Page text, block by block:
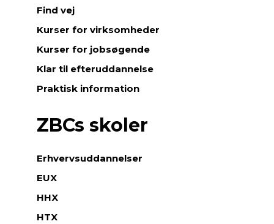
Find vej
Kurser for virksomheder
Kurser for jobsøgende
Klar til efteruddannelse
Praktisk information
ZBCs skoler
Erhvervsuddannelser
EUX
HHX
HTX